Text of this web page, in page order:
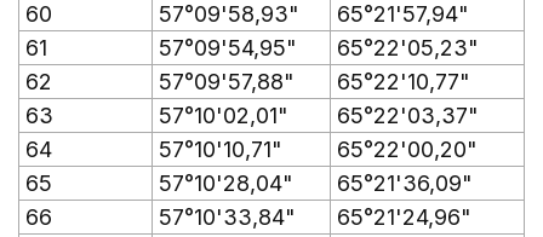
60
57°09'58,93"
65°21'57,94"
61
57°09'54,95"
65°22'05,23"
62
57°09'57,88"
65°22'10,77"
63
57°10'02,01"
65°22'03,37"
64
57°10'10,71"
65°22'00,20"
65
57°10'28,04"
65°21'36,09"
66
57°10'33,84"
65°21'24,96"